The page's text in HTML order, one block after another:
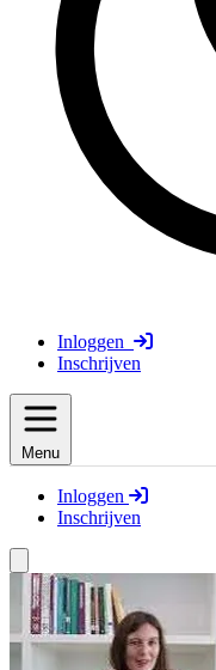
Inloggen
Inschrijven
Menu
Inloggen
Inschrijven